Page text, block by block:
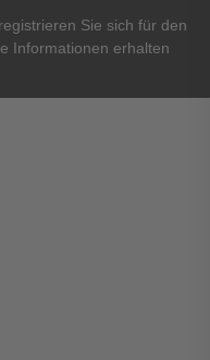
Sie sich für den
Informationen erhalten